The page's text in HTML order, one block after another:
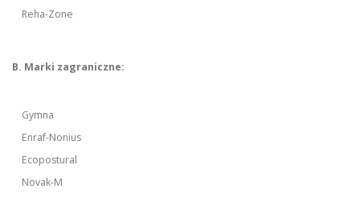
Reha-Zone
B. Marki zagraniczne:
Gymna
Enraf-Nonius
Ecopostural
Novak-M